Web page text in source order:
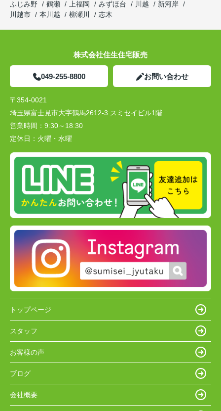
ふじみ野
鶴瀬 上福岡 みずほ台 川越
新河岸
川越市
本川越 柳瀬川 志木
株式会社住生住宅販売
049-255-8800 お問い合わせ
〒354-0021
埼玉県富士見市大字鶴馬2612-3 スミセイビル1階
営業時間： 9:30～18:30
定休日： 火曜・水曜
トップページ
スタッフ
お客様の声
ブログ
会社概要